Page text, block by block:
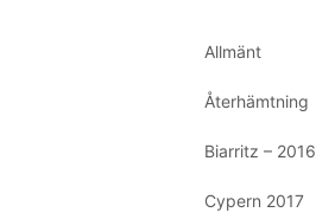
Allmänt
Återhämtning
Biarritz – 2016
Cypern 2017